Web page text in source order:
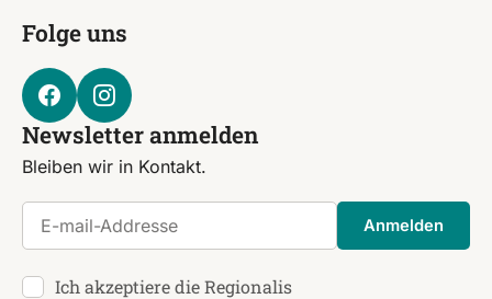
Folge uns
Newsletter anmelden
Bleiben wir in Kontakt.
E-mail-Addresse
Anmelden
Ich akzeptiere die Regionalis